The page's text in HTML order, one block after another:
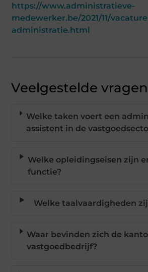
https://www.administratieve-
medewerker.be/2021/11/
administratie.html
Veelgestelde vragen
Welke taken voert een
assistent in de
Welke opleidingseisen zijn
functie?
Welke taalvaardigheden
Waar bevinden zich de
vastgoedbedrijf?